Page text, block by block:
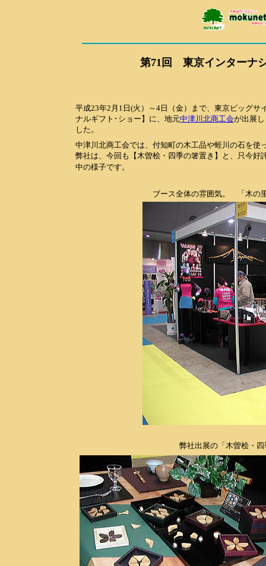
第71回 東京インターナ
平成23年2月1日(火）～4日（金）まで、東京ビッグ
ナルギフト･ショー】に、地元中津川北商工会が出展
した。
中津川北商工会では、付知町の木工品や蛭川の石を
弊社は、今回も【木曽桧・四季の箸置き】と、只今
中の様子です。
ブース全体の雰囲気。 「木の
弊社出展の「木曽桧・